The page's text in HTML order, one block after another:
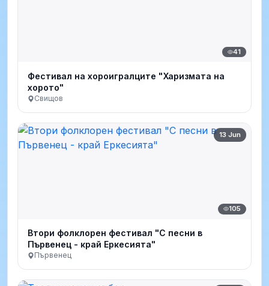
41
Фестивал на хороигралците "Харизмата на
хорото"
Свищов
13 Jun
105
Втори фолклорен фестивал "С песни в
Първенец - край Еркесията"
Първенец